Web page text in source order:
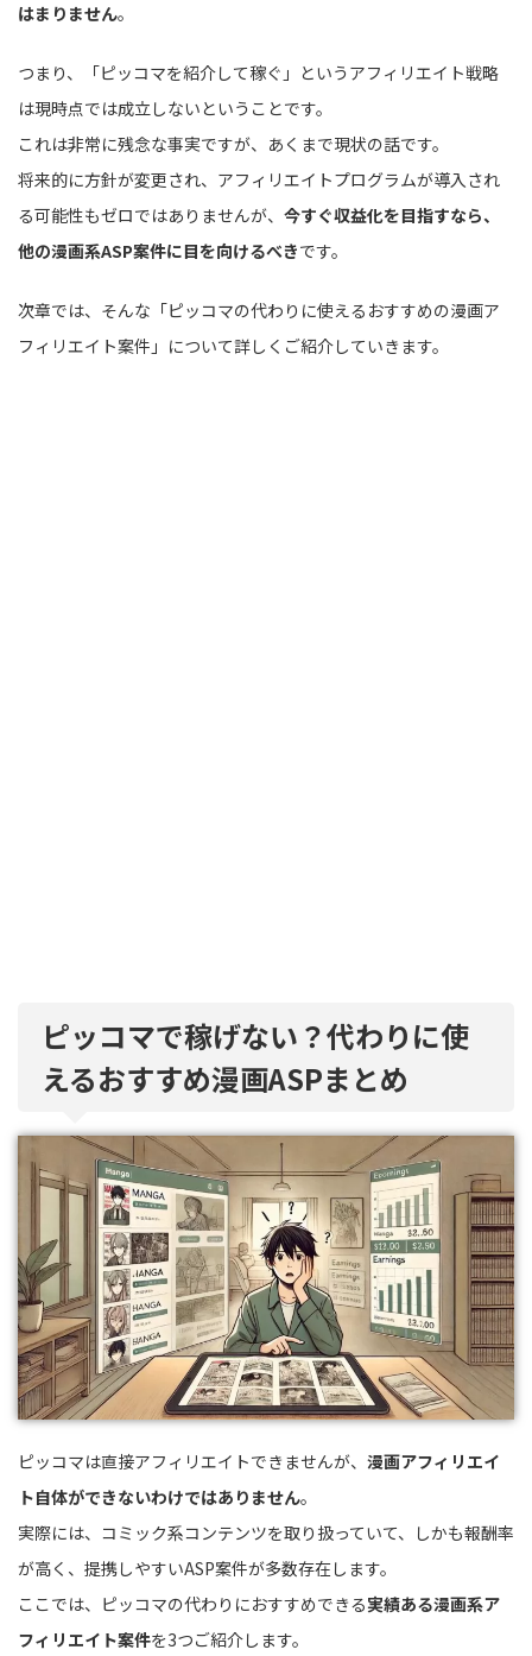
はまりません。
つまり、「ピッコマを紹介して稼ぐ」というアフィリエイト戦略
は現時点では成立しないということです。
これは非常に残念な事実ですが、あくまで現状の話です。
将来的に方針が変更され、アフィリエイトプログラムが導入され
る可能性もゼロではありませんが、 今すぐ収益化を目指すなら、
他の漫画系ASP案件に目を向けるべきです。
次章では、そんな「ピッコマの代わりに使えるおすすめの漫画ア
フィリエイト案件」について詳しくご紹介していきます。
ピッコマで稼げない？代わりに使
えるおすすめ漫画ASPまとめ
ピッコマは直接アフィリエイトできませんが、 漫画アフィリエイ
ト自体ができないわけではありません。
実際には、コミック系コンテンツを取り扱っていて、しかも報酬率
が高く、提携しやすいASP案件が多数存在します。
ここでは、ピッコマの代わりにおすすめできる実績ある漫画系ア
フィリエイト案件を3つご紹介します。